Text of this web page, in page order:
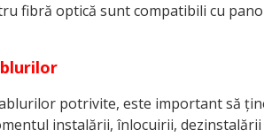
fibră optică sunt compatibili cu
potrivite, este important să
instalării, înlocuirii,